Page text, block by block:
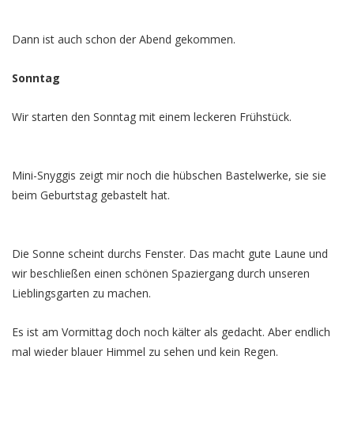
Dann ist auch schon der Abend gekommen.
Sonntag
Wir starten den Sonntag mit einem leckeren Frühstück.
Mini-Snyggis zeigt mir noch die hübschen Bastelwerke, sie sie
beim Geburtstag gebastelt hat.
Die Sonne scheint durchs Fenster. Das macht gute Laune und
wir beschließen einen schönen Spaziergang durch unseren
Lieblingsgarten zu machen.
Es ist am Vormittag doch noch kälter als gedacht. Aber endlich
mal wieder blauer Himmel zu sehen und kein Regen.